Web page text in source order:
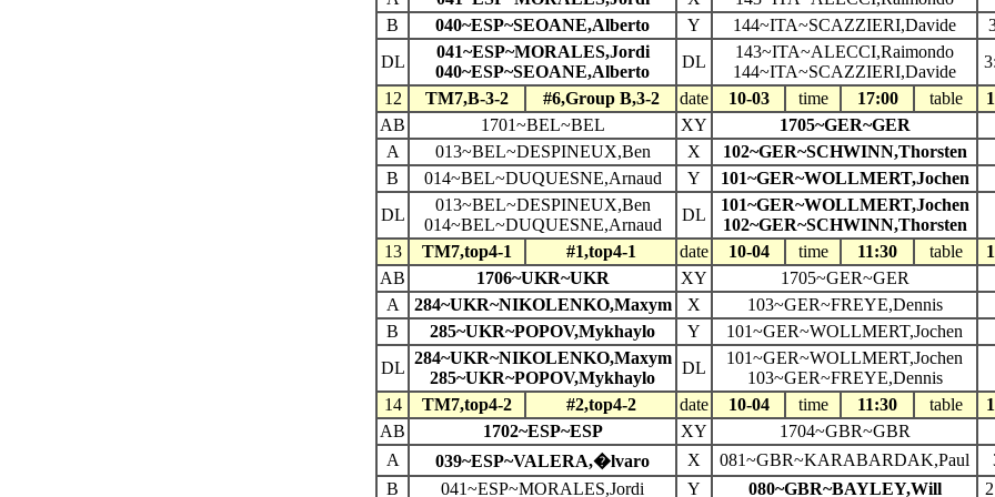
B
040~ESP~SEOANE,Alberto Y 144~ITA~SCAZZIERI,Davide
DL
041~ESP~MORALES,Jordi
040~ESP~SEOANE,Alberto
DL
143~ITA~ALECCI,Raimondo
144~ITA~SCAZZIERI,Davide
12
TM7,B-3-2 #6,Group B,3-2 date 10-03 time 17:00 table
AB
1701~BEL~BEL XY
1705~GER~GER
A
013~BEL~DESPINEUX,Ben X
102~GER~SCHWINN,Thorsten
B
014~BEL~DUQUESNE,Arnaud Y
101~GER~WOLLMERT,Jochen
DL
013~BEL~DESPINEUX,Ben
014~BEL~DUQUESNE,Arnaud
DL
101~GER~WOLLMERT,Jochen
102~GER~SCHWINN,Thorsten
13
TM7,top4-1 #1,top4-1 date 10-04 time 11:30 table
AB
1706~UKR~UKR XY
1705~GER~GER
A
284~UKR~NIKOLENKO,Maxym X
103~GER~FREYE,Dennis
B
285~UKR~POPOV,Mykhaylo Y
101~GER~WOLLMERT,Jochen
DL
284~UKR~NIKOLENKO,Maxym
285~UKR~POPOV,Mykhaylo
DL
101~GER~WOLLMERT,Jochen
103~GER~FREYE,Dennis
14
TM7,top4-2 #2,top4-2 date 10-04 time 11:30 table
AB
1702~ESP~ESP XY
1704~GBR~GBR
A
039~ESP~VALERA,�lvaro X 081~GBR~KARABARDAK,Paul
B
041~ESP~MORALES,Jordi Y 080~GBR~BAYLEY,Will